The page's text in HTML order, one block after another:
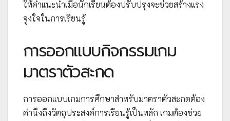
ให้คำแนะนำเมื่อนักเรียนต้องปรับปรุงจะช่วยสร้างแรง
จูงใจในการเรียนรู้
การออกแบบกิจกรรมเกม
มาตราตัวสะกด
การออกแบบเกมการศึกษาสำหรับมาตราตัวสะกดต้อง
คำนึงถึงวัตถุประสงค์การเรียนรู้เป็นหลัก เกมต้องช่วย